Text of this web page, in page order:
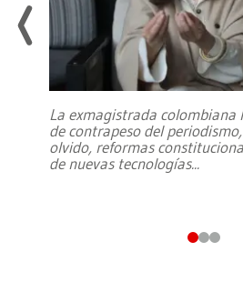
La exmagistrada colombiana
de contrapeso del
olvido, reformas
de nuevas tecnologías...